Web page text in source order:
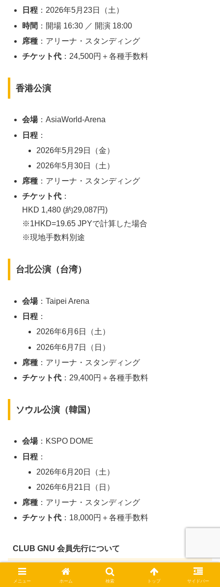
日程 ：2026年5月23日（土）
時間 ：開場 16:30 ／ 開演 18:00
席種 ：アリーナ・スタンディング
チケット代 ：24,500円＋各種手数料
香港公演
会場：AsiaWorld-Arena
日程 ：
2026年5月29日（金）
2026年5月30日（土）
席種 ：アリーナ・スタンディング
チケット代 ：
HKD 1,480 (約29,087円)
※1HKD=19.65 JPYで計算した場合
※現地手数料別途
台北公演（台湾）
会場：Taipei Arena
日程 ：
2026年6月6日（土）
2026年6月7日（日）
席種 ：アリーナ・スタンディング
チケット代 ：29,400円＋各種手数料
ソウル公演（韓国）
会場：KSPO DOME
日程 ：
2026年6月20日（土）
2026年6月21日（日）
席種 ：アリーナ・スタンディング
チケット代 ：18,000円＋各種手数料
CLUB GNU 会員先行について
受付方法 ：
メニュー ホーム 検索 トップ サイドバー